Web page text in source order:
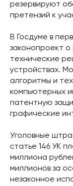
резервируют
претензий к
В Госдуме в
законопроект
технические
устройствах.
алгоритмы и
компьютерных
патентную
графические
Уголовные
статье 146 УК
миллиона
миллионов за
незаконное